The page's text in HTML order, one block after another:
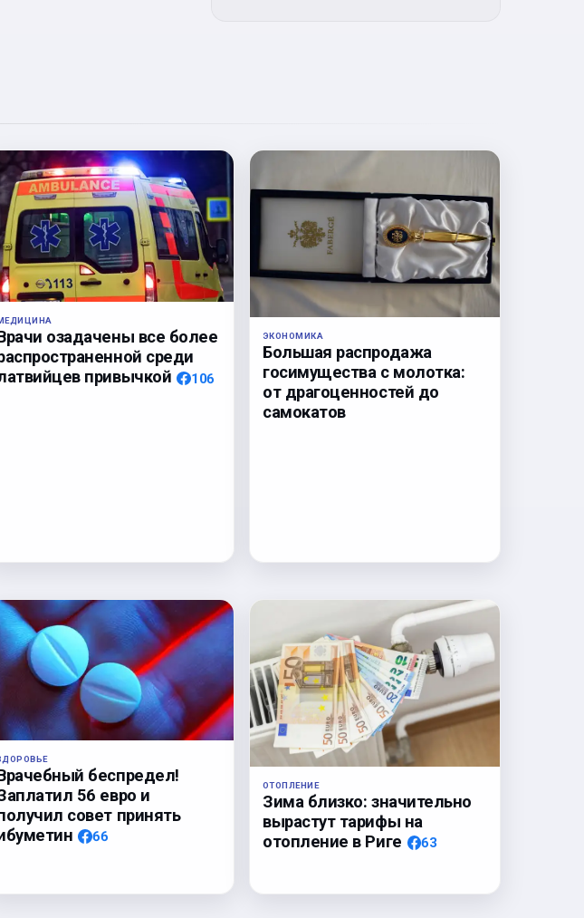
озадачены все более
среди
привычкой
106
ЭКОНОМИКА
Большая распродажа
госимущества с молотка:
от драгоценностей до
самокатов
беспредел!
56 евро и
совет принять
66
ОТОПЛЕНИЕ
Зима близко: значительно
вырастут тарифы на
отопление в Риге
63